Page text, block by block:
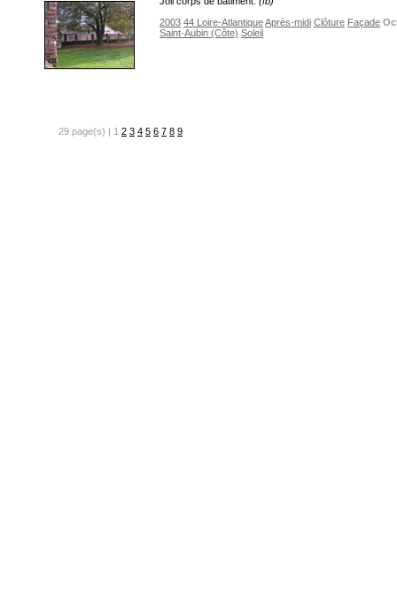
2003 44 Loire-AtlantiqueAprès-midi Clôture Façade
Saint-Aubin (Côte) Soleil
29 page(s) | 1 2 3 4 5 6 7 8 9